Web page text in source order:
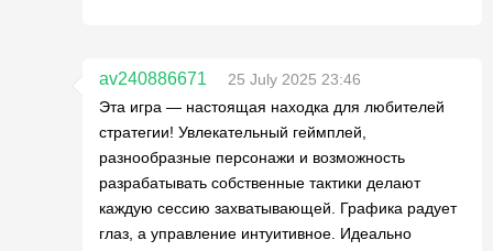
av240886671
25 July 2025 23:46
Эта игра — настоящая находка для любителей
стратегии! Увлекательный геймплей,
разнообразные персонажи и возможность
разрабатывать собственные тактики делают
каждую сессию захватывающей. Графика радует
глаз, а управление интуитивное. Идеально